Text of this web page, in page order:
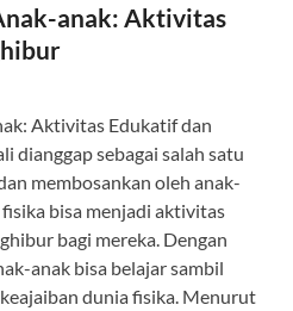
anak: Aktivitas
Aktivitas Edukatif dan
dianggap sebagai salah satu
membosankan oleh anak-
bisa menjadi aktivitas
bagi mereka. Dengan
anak bisa belajar sambil
dunia fisika. Menurut